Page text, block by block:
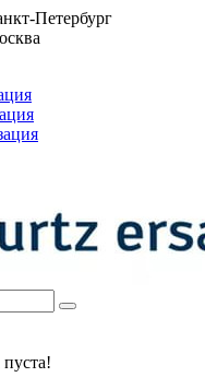
Петербург